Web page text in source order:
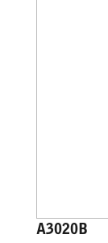
A3020B